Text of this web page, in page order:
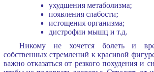
ухудшения метаболизма;
появления слабости;
истощения организма;
дистрофии мышц и т.д.
Никому не хочется болеть и
собственных стремлений к красивой
важно отказаться от резкого похудения и